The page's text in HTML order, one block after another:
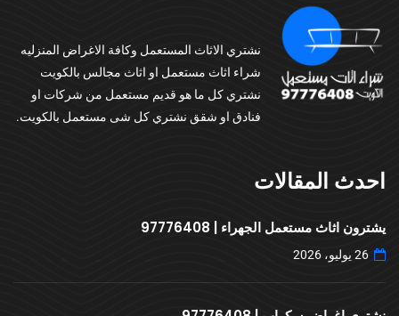
نشتري الاثاث المستعمل وكافة الاغراض المنزليه
شراء اثاث مستعمل او اثاث مجالس بالكويت
نشتري كل ما هو قديم مستعمل من شركات او
فنادق او شقق نشتري كل شى مستعمل بالكويت.
احدث المقالات
يشترون اثاث مستعمل الجهراء | 97776408
26 يوليو، 2026